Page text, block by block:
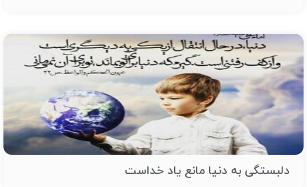
دلبستگی به دنیا مانع یاد خداست